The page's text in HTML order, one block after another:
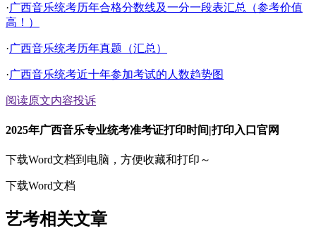
·广西音乐统考历年合格分数线及一分一段表汇总（参考价值
高！）
·广西音乐统考历年真题（汇总）
·广西音乐统考近十年参加考试的人数趋势图
阅读原文内容投诉
2025年广西音乐专业统考准考证打印时间|打印入口官网
下载Word文档到电脑，方便收藏和打印～
下载Word文档
艺考相关文章